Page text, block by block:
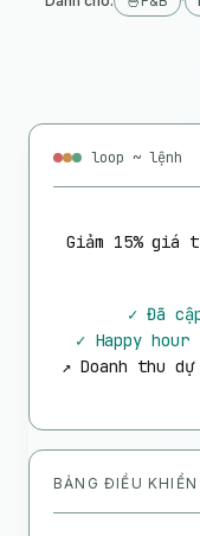
loop ~ lệnh
Giảm 15% giá
✓ Đã
✓ Happy hour
↗ Doanh thu
BẢNG ĐIỀU